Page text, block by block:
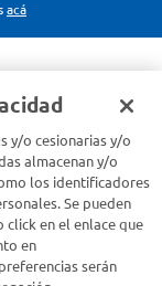
acá
y/o cesionarias y/o
almacenan y/o
los identificadores
Se pueden
en el enlace que
en
serán